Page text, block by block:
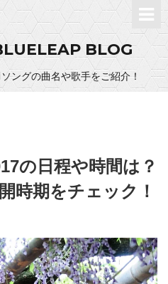
BLOG
ングの曲名や歌手をご紹介！
の日程や時間は？
時期をチェック！